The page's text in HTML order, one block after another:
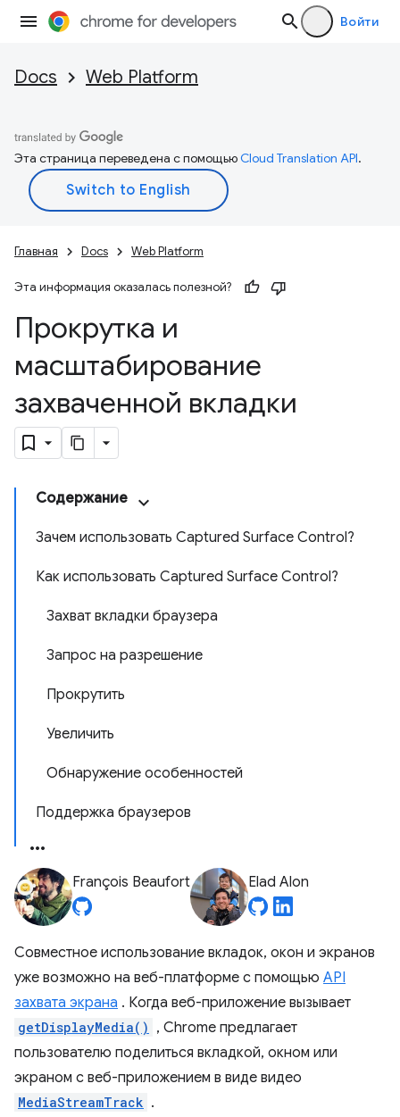
Войти
Docs Web Platform
Эта страница переведена с помощьюCloud Translation API.
Главная Docs Web Platform
Эта информация оказалась полезной?
Прокрутка и
масштабирование
захваченной вкладки
Содержание
Зачем использовать Captured Surface Control?
Как использовать Captured Surface Control?
Захват вкладки браузера
Запрос на разрешение
Прокрутить
Увеличить
Обнаружение особенностей
Поддержка браузеров
François Beaufort Elad Alon
Совместное использование вкладок, окон и экранов
уже возможно на веб-платформе с помощью API
захвата экрана . Когда веб-приложение вызывает
getDisplayMedia() , Chrome предлагает
пользователю поделиться вкладкой, окном или
экраном с веб-приложением в виде видео
MediaStreamTrack .